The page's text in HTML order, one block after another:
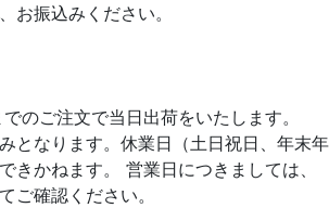
お振込みください。
のご注文で当日出荷をいたします。
となります。休業日（土日祝日、年末年
きかねます。 営業日につきましては、
ご確認ください。